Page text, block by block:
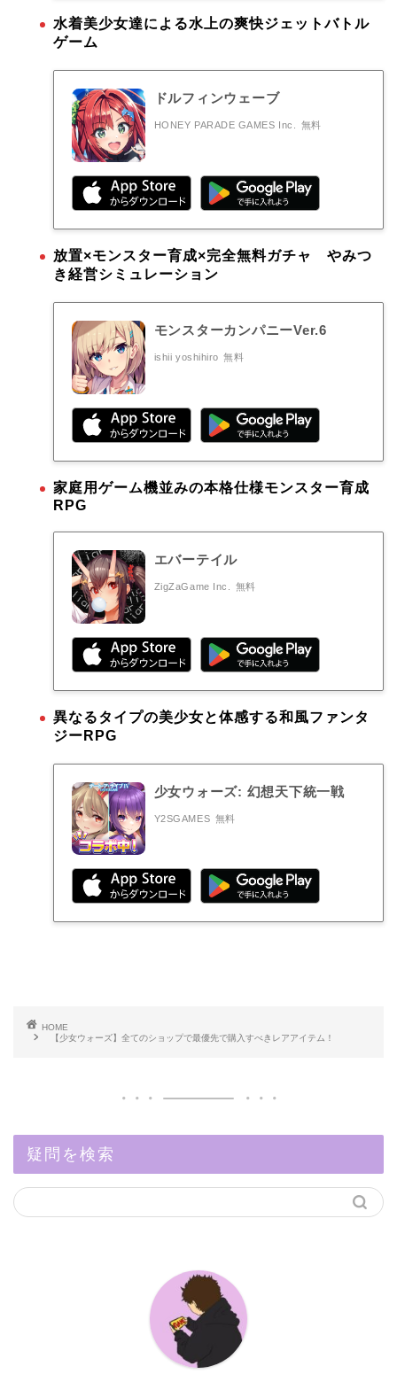
水着美少女達による水上の爽快ジェットバトル
ゲーム
ドルフィンウェーブ
HONEY PARADE GAMES Inc. 無料
放置×モンスター育成×完全無料ガチャ やみつ
き経営シミュレーション
モンスターカンパニーVer.6
ishii yoshihiro 無料
家庭用ゲーム機並みの本格仕様モンスター育成
RPG
エバーテイル
ZigZaGame Inc. 無料
異なるタイプの美少女と体感する和風ファンタ
ジーRPG
少女ウォーズ: 幻想天下統一戦
Y2SGAMES 無料
HOME
【少女ウォーズ】全てのショップで最優先で購入すべきレアアイテム！
疑問を検索